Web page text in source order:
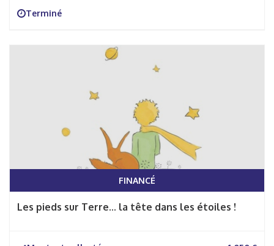
Terminé
FINANCÉ
Les pieds sur Terre... la tête dans les étoiles !